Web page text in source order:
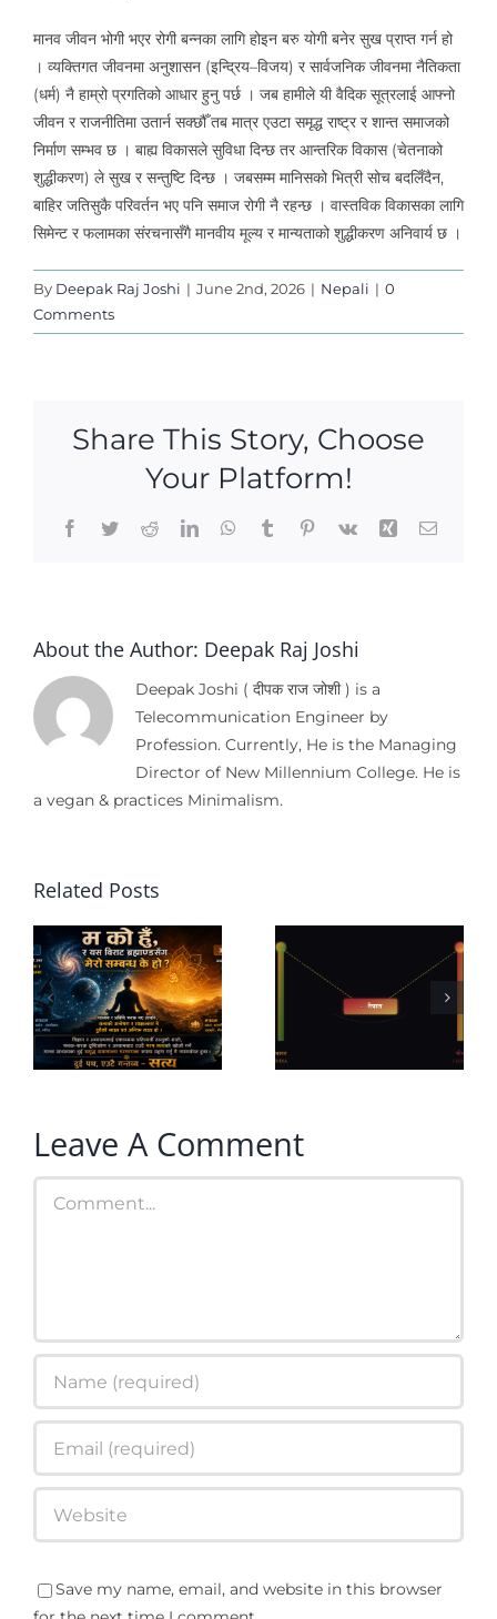
मानव जीवन भोगी भएर रोगी बन्नका लागि होइन बरु योगी बनेर सुख प्राप्त गर्न हो
। व्यक्तिगत जीवनमा अनुशासन (इन्द्रिय–विजय) र सार्वजनिक जीवनमा नैतिकता
(धर्म) नै हाम्रो प्रगतिको आधार हुनु पर्छ । जब हामीले यी वैदिक सूत्रलाई आफ्नो
जीवन र राजनीतिमा उतार्न सक्छौँ तब मात्र एउटा समृद्ध राष्ट्र र शान्त समाजको
निर्माण सम्भव छ । बाह्य विकासले सुविधा दिन्छ तर आन्तरिक विकास (चेतनाको
शुद्धीकरण) ले सुख र सन्तुष्टि दिन्छ । जबसम्म मानिसको भित्री सोच बदलिँदैन,
बाहिर जतिसुकै परिवर्तन भए पनि समाज रोगी नै रहन्छ । वास्तविक विकासका लागि
सिमेन्ट र फलामका संरचनासँगै मानवीय मूल्य र मान्यताको शुद्धीकरण अनिवार्य छ ।
By Deepak Raj Joshi | June 2nd, 2026 | Nepali | 0
Comments
Share This Story, Choose
Your Platform!
Facebook
TwitterRedditLinkedInWhatsApp
TumblrPinterest
Vk Xing Email
About the Author: Deepak Raj Joshi
Deepak Joshi ( दीपक राज जोशी ) is a
Telecommunication Engineer by
Profession. Currently, He is the Managing
Director of New Millennium College. He is
a vegan & practices Minimalism.
Related Posts
नेपालको
परराष्ट्र नीति:
तरुल होइन,
पिङको
नागरिकको
काँधमा राज्य,
अनि समृद्धिको
सपना ?
Leave A Comment
Save my name, email, and website in this browser